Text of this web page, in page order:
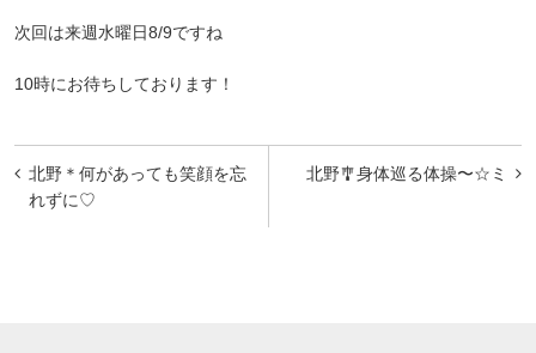
次回は来週水曜日8/9ですね
10時にお待ちしております！
投
稿
北野🎐身体巡る体操〜☆ミ
北野＊何があっても笑顔を忘
れずに♡